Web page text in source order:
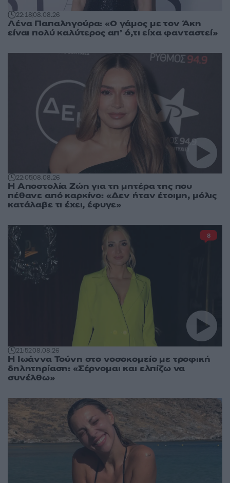
22:1808.08.26
Λένα Παπαληγούρα: «Ο γάμος με τον Άκη
είναι πολύ καλύτερος απ’ ό,τι είχα φανταστεί»
22:0508.08.26
Η Αποστολία Ζώη για τη μητέρα της που
πέθανε από καρκίνο: «Δεν ήταν έτοιμη, μόλις
κατάλαβε τι έχει, έφυγε»
21:5208.08.26
Η Ιωάννα Τούνη στο νοσοκομείο με τροφική
δηλητηρίαση: «Σέρνομαι και ελπίζω να
συνέλθω»
8